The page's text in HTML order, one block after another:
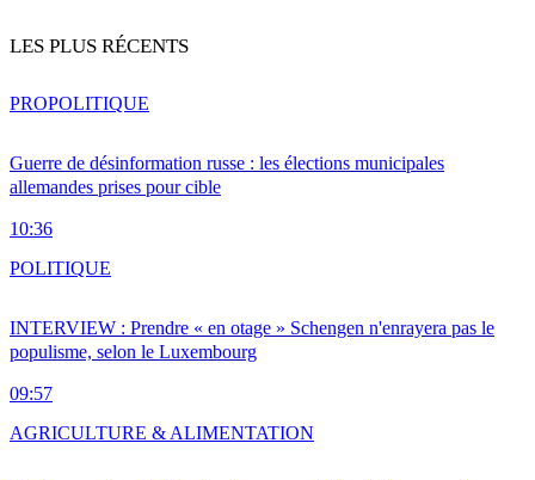
LES PLUS RÉCENTS
Guerre de désinformation russe : les élections municipales
allemandes prises pour cible
10:36
PROPOLITIQUE
INTERVIEW : Prendre « en otage » Schengen n'enrayera pas le
populisme, selon le Luxembourg
09:57
POLITIQUE
AGRICULTURE & ALIMENTATION